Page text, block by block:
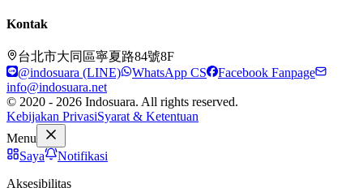
Kontak
台北市大同區寧夏路84號8F
@indosuara (LINE)
WhatsApp CS
Facebook Fanpage
info@indosuara.net
© 2020 - 2026 Indosuara. All rights reserved.
Kebijakan PrivasiSyarat & Ketentuan
Menu
Saya
Notifikasi
Aksesibilitas